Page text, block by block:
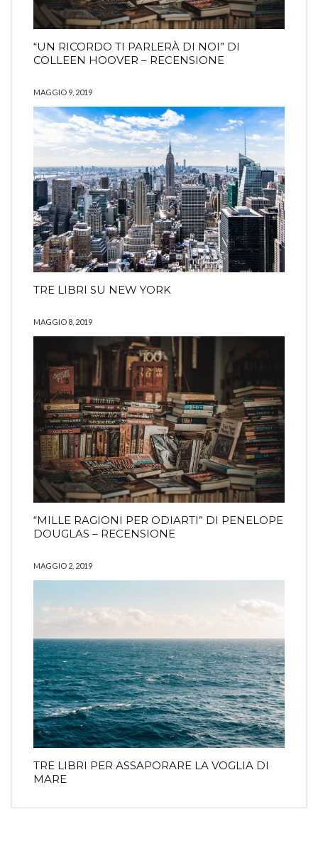
“UN RICORDO TI PARLERÀ DI NOI” DI
COLLEEN HOOVER – RECENSIONE
MAGGIO 9, 2019
TRE LIBRI SU NEW YORK
MAGGIO 8, 2019
“MILLE RAGIONI PER ODIARTI” DI PENELOPE
DOUGLAS – RECENSIONE
MAGGIO 2, 2019
TRE LIBRI PER ASSAPORARE LA VOGLIA DI
MARE